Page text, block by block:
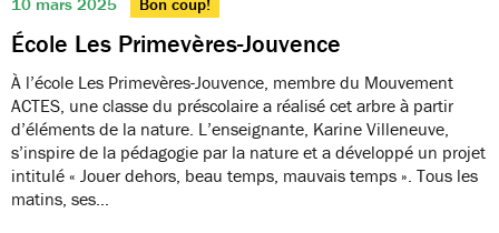
École Les Primevères-Jouvence
À l’école Les Primevères-Jouvence, membre du Mouvement
ACTES, une classe du préscolaire a réalisé cet arbre à partir
d’éléments de la nature. L’enseignante, Karine Villeneuve,
s’inspire de la pédagogie par la nature et a développé un projet
intitulé « Jouer dehors, beau temps, mauvais temps ». Tous les
matins, ses…